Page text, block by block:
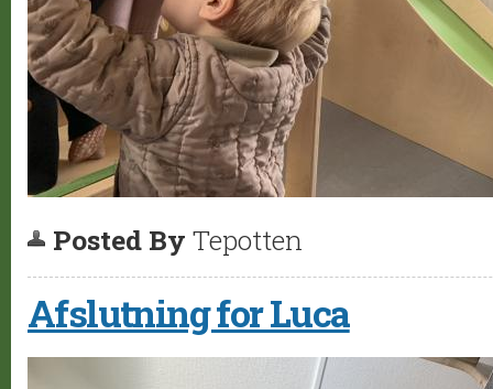
Posted By Tepotten
Afslutning for Luca